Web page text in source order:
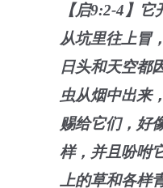
【启9:2-4】
从坑里往上冒
日头和天空都
虫从烟中出来
赐给它们，好
样，并且吩咐
上的草和各样